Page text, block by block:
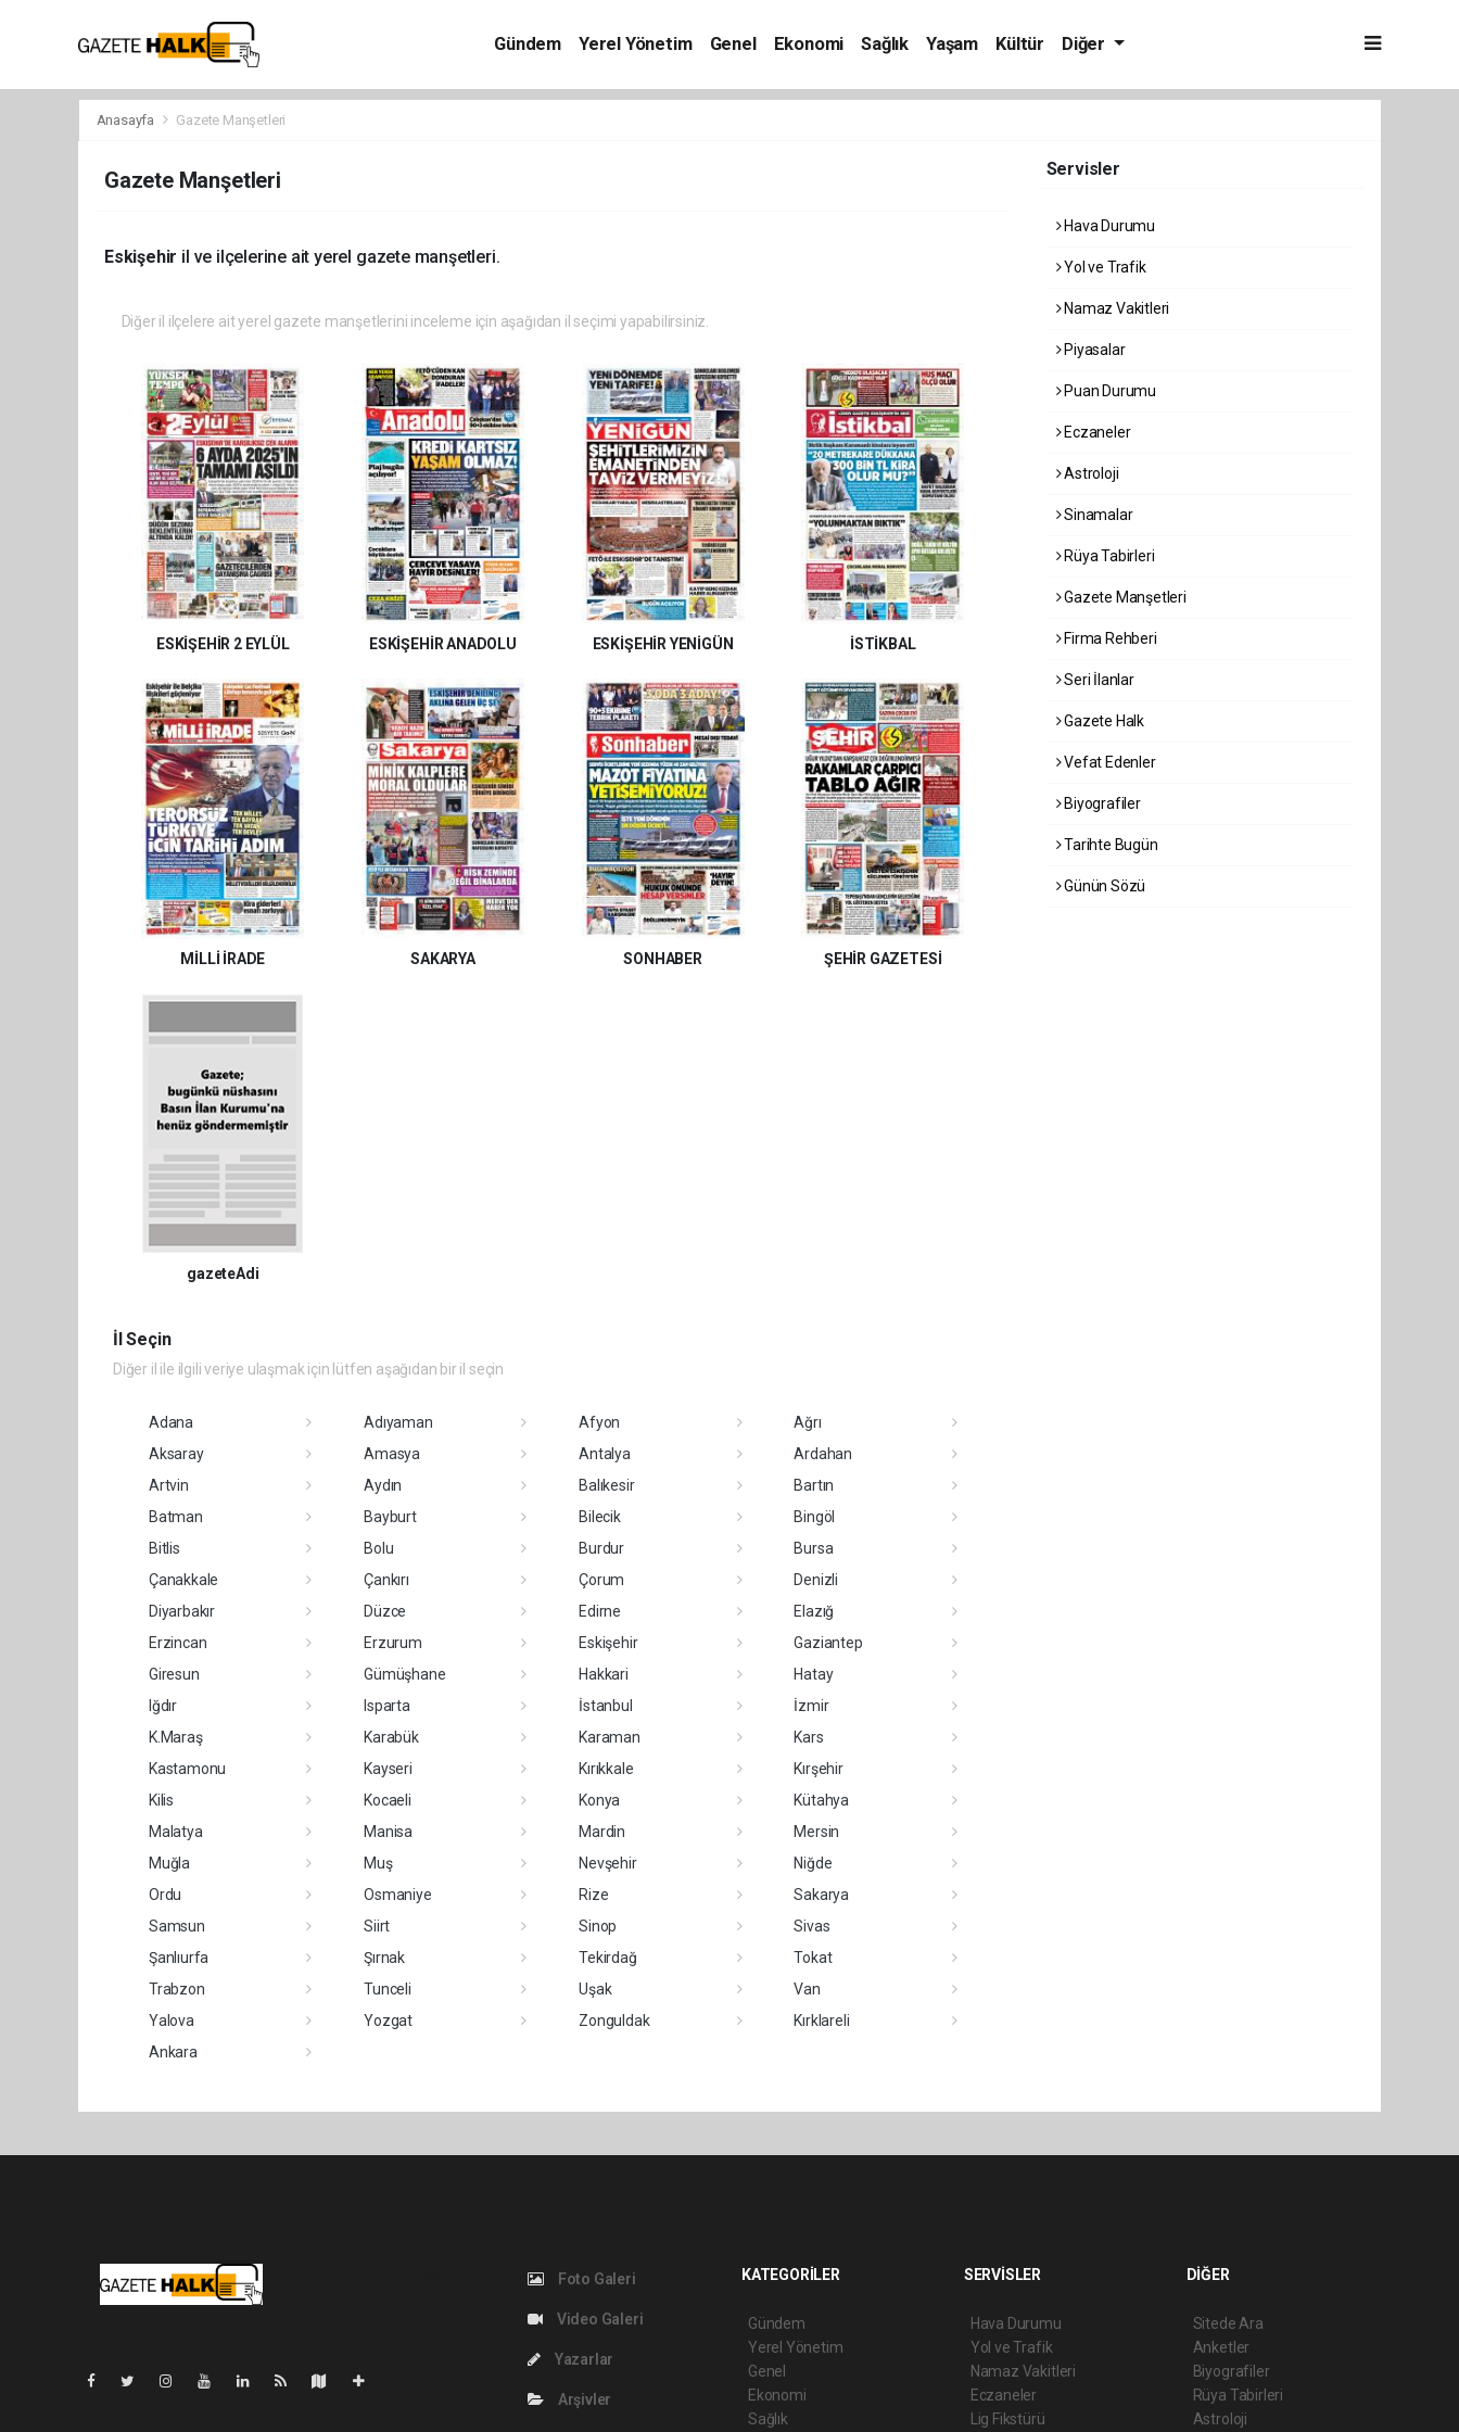
Gündem Yerel Yönetim Genel Ekonomi Sağlık Yaşam Kültür Diğer
Anasayfa Gazete Manşetleri
Gazete Manşetleri
Eskişehir il ve ilçelerine ait yerel gazete manşetleri.
Diğer il ilçelere ait yerel gazete manşetlerini inceleme için aşağıdan il seçimi yapabilirsiniz.
ESKİŞEHİR 2 EYLÜL ESKİŞEHİR ANADOLU ESKİŞEHİR YENİGÜN İSTİKBAL
MİLLİ İRADE SAKARYA SONHABER ŞEHİR GAZETESİ
gazeteAdi
İl Seçin
Diğer il ile ilgili veriye ulaşmak için lütfen aşağıdan bir il seçin
Adana Adıyaman Afyon
Ağrı
Aksaray
Amasya Antalya
Ardahan
Artvin
Aydın Balıkesir
Bartın
Batman
Bayburt Bilecik
Bingöl
Bitlis
Bolu Burdur
Bursa
Çanakkale
Çankırı Çorum
Denizli
Diyarbakır
Düzce Edirne
Elazığ
Erzincan
Erzurum Eskişehir
Gaziantep
Giresun
Gümüşhane Hakkari
Hatay
Iğdır
Isparta İstanbul
İzmir
K.Maraş
Karabük Karaman
Kars
Kastamonu
Kayseri Kırıkkale
Kırşehir
Kilis
Kocaeli Konya
Kütahya
Malatya
Manisa Mardin
Mersin
Muğla
Muş Nevşehir
Niğde
Ordu
Osmaniye Rize
Sakarya
Samsun
Siirt Sinop
Sivas
Şanlıurfa
Şırnak Tekirdağ
Tokat
Trabzon
Tunceli Uşak
Van
Yalova
Yozgat Zonguldak
Kırklareli
Ankara
Servisler
Hava Durumu
Yol ve Trafik
Namaz Vakitleri
Piyasalar
Puan Durumu
Eczaneler
Astroloji
Sinamalar
Rüya Tabirleri
Gazete Manşetleri
Firma Rehberi
Seri İlanlar
Gazete Halk
Vefat Edenler
Biyografiler
Tarihte Bugün
Günün Sözü
Foto Galeri
Video Galeri
Yazarlar
Arşivler
KATEGORİLER
Gündem
Yerel Yönetim
Genel
Ekonomi
Sağlık
SERVİSLER
Hava Durumu
Yol ve Trafik
Namaz Vakitleri
Eczaneler
Lig Fikstürü
DİĞER
Sitede Ara
Anketler
Biyografiler
Rüya Tabirleri
Astroloji